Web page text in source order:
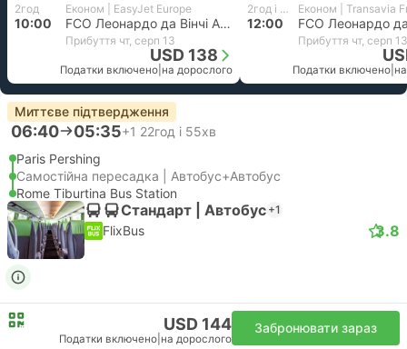
2год Економ | EasyJet Europe
10:00 FCO Леонардо да Вінчі Аеропорт, Рим
Прибуття чт, серп 13
USD 138
Податки включено на дорослого
2год і 5хв Економ | Transavia
12:00
Прибуття чт, серп 13
Податки включено
Миттєве підтвердження
06:40 05:35+1 22год і 55хв
Paris Pershing
Самостійна пересадка | Автобус+Автобус
Rome Tiburtina Bus Station
Стандарт | Автобус +1
FlixBus 3.8
USD 144
Податки включено на дорослого
Забронювати зараз